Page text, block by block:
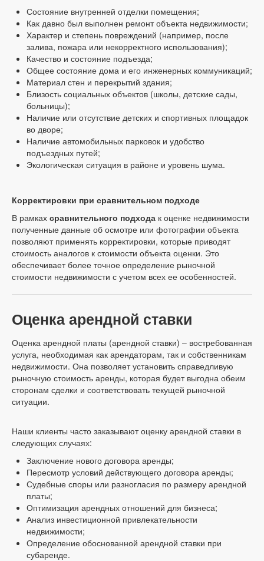
Состояние внутренней отделки помещения;
Как давно был выполнен ремонт объекта недвижимости;
Характер и степень повреждений (например, после
залива, пожара или некорректного использования);
Качество и состояние подъезда;
Общее состояние дома и его инженерных коммуникаций;
Материал стен и перекрытий здания;
Близость социальных объектов (школы, детские сады,
больницы);
Наличие или отсутствие детских и спортивных площадок
во дворе;
Наличие автомобильных парковок и удобство
подъездных путей;
Экологическая ситуация в районе и уровень шума.
Корректировки при сравнительном подходе
В рамках сравнительного подхода к оценке недвижимости
полученные данные об осмотре или фотографии объекта
позволяют применять корректировки, которые приводят
стоимость аналогов к стоимости объекта оценки. Это
обеспечивает более точное определение рыночной
стоимости недвижимости с учетом всех ее особенностей.
Оценка арендной ставки
Оценка арендной платы (арендной ставки) – востребованная
услуга, необходимая как арендаторам, так и собственникам
недвижимости. Она позволяет установить справедливую
рыночную стоимость аренды, которая будет выгодна обеим
сторонам сделки и соответствовать текущей рыночной
ситуации.
Наши клиенты часто заказывают оценку арендной ставки в
следующих случаях:
Заключение нового договора аренды;
Пересмотр условий действующего договора аренды;
Судебные споры или разногласия по размеру арендной
платы;
Оптимизация арендных отношений для бизнеса;
Анализ инвестиционной привлекательности
недвижимости;
Определение обоснованной арендной ставки при
субаренде.